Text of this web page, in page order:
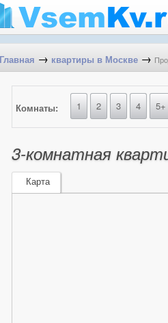
Главная → квартиры в Москве →
Комнаты: 1 2 3 4 5+
3-комнатная
Карта